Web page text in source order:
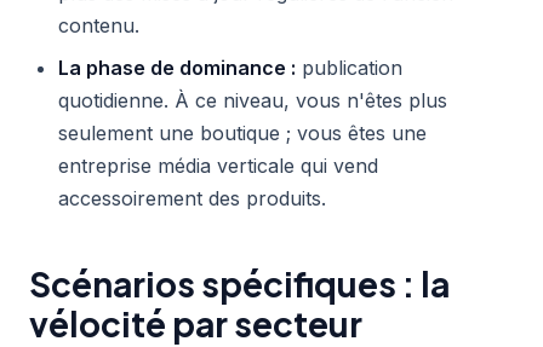
contenu.
La phase de dominance : publication
quotidienne. À ce niveau, vous n'êtes plus
seulement une boutique ; vous êtes une
entreprise média verticale qui vend
accessoirement des produits.
Scénarios spécifiques : la
vélocité par secteur